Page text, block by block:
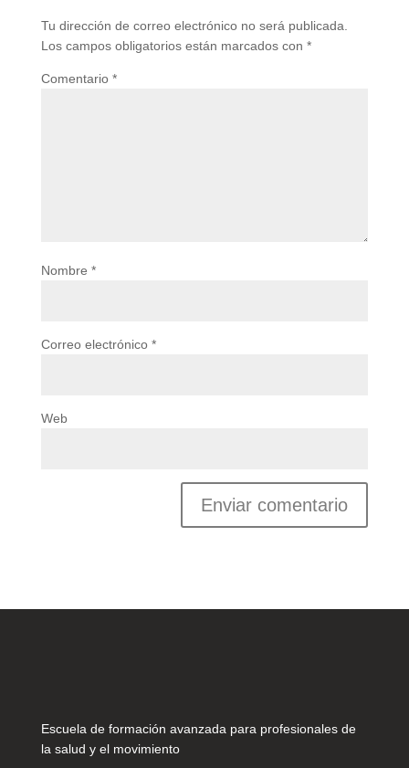
Tu dirección de correo electrónico no será publicada.
Los campos obligatorios están marcados con *
Comentario *
Nombre *
Correo electrónico *
Web
Escuela de formación avanzada para profesionales de
la salud y el movimiento